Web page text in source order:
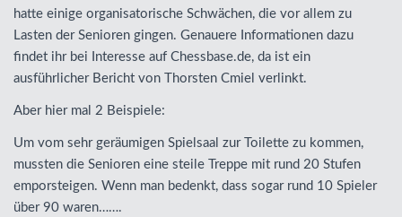
hatte einige organisatorische Schwächen, die vor allem zu
Lasten der Senioren gingen. Genauere Informationen dazu
findet ihr bei Interesse auf Chessbase.de, da ist ein
ausführlicher Bericht von Thorsten Cmiel verlinkt.
Aber hier mal 2 Beispiele:
Um vom sehr geräumigen Spielsaal zur Toilette zu kommen,
mussten die Senioren eine steile Treppe mit rund 20 Stufen
emporsteigen. Wenn man bedenkt, dass sogar rund 10 Spieler
über 90 waren…….